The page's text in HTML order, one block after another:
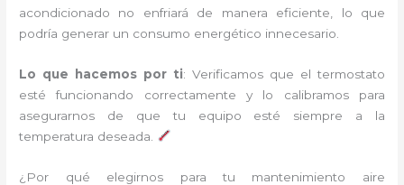
acondicionado no enfriará de manera eficiente, lo que
podría generar un consumo energético innecesario.
Lo que hacemos por ti: Verificamos que el termostato
esté funcionando correctamente y lo calibramos para
asegurarnos de que tu equipo esté siempre a la
temperatura deseada.
¿Por qué elegirnos para tu mantenimiento aire